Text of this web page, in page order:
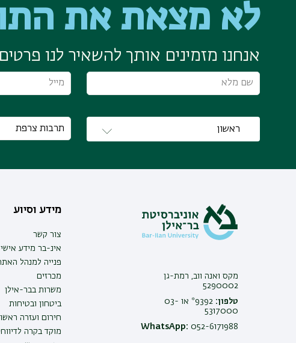
לא מצאת את
אנחנו מזמינים אותך להשאיר לנו
מקס ואנה ווב, רמת-גן
5290002
טלפון:
9392* או 03-
5317000
WhatsApp: 052-6171988
מידע וסיוע
צור קשר
אינ-בר מידע
פנייה למנהל
מכרזים
משרות בבר-אילן
ביטחון ובטיחות
חירום ועזרה
מוקד בקרה